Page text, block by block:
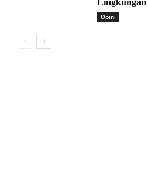
Lingkungan
Opini